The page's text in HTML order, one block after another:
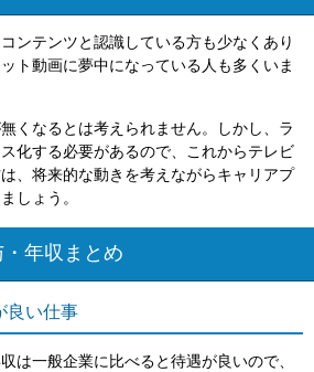
ンテンツと認識している方も少なくあり
ト動画に夢中になっている人も多くいま
くなるとは考えられません。しかし、ラ
化する必要があるので、これからテレビ
、将来的な動きを考えながらキャリアプ
しょう。
年収まとめ
良い仕事
は一般企業に比べると待遇が良いので、